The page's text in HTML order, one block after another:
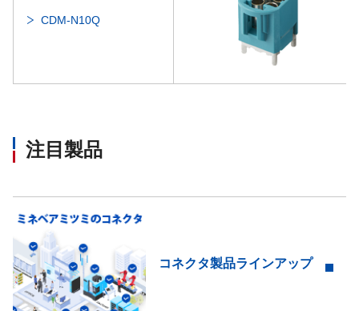
CDM-N10Q
注目製品
コネクタ製品ラインアップ